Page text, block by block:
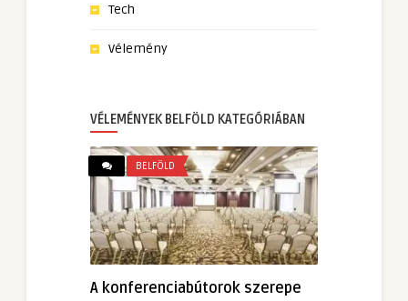
Tech
Vélemény
VÉLEMÉNYEK BELFÖLD KATEGÓRIÁBAN
BELFÖLD
A konferenciabútorok szerepe